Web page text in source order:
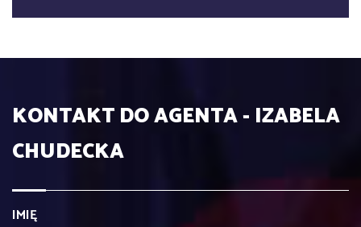
KONTAKT DO AGENTA - IZABELA
CHUDECKA
IMIĘ